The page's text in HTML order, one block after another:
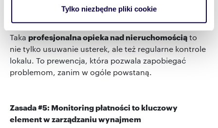
dane są przetwarzane oraz ustaw własne preferencje w
zmienić lub wycofać swoją zgodę w dowolnej chwili.
Wykorzystujemy pliki cookie do spersonalizowania treści
i reklam, aby oferować funkcje społecznościowe i
analizować ruch w naszej witrynie. Informacje o tym, jak
Partnerzy mogą połączyć te informacje z innymi danymi
otrzymanymi od Ciebie lub uzyskanymi podczas
Tylko niezbędne pliki cookie
Taka profesjonalna opieka nad nieruchomościąto
nie tylko usuwanie usterek, ale też regularne kontrole
lokalu. To prewencja, która pozwala zapobiegać
problemom, zanim w ogóle powstaną.
Zasada #5: Monitoring płatności to kluczowy
element w zarządzaniu wynajmem